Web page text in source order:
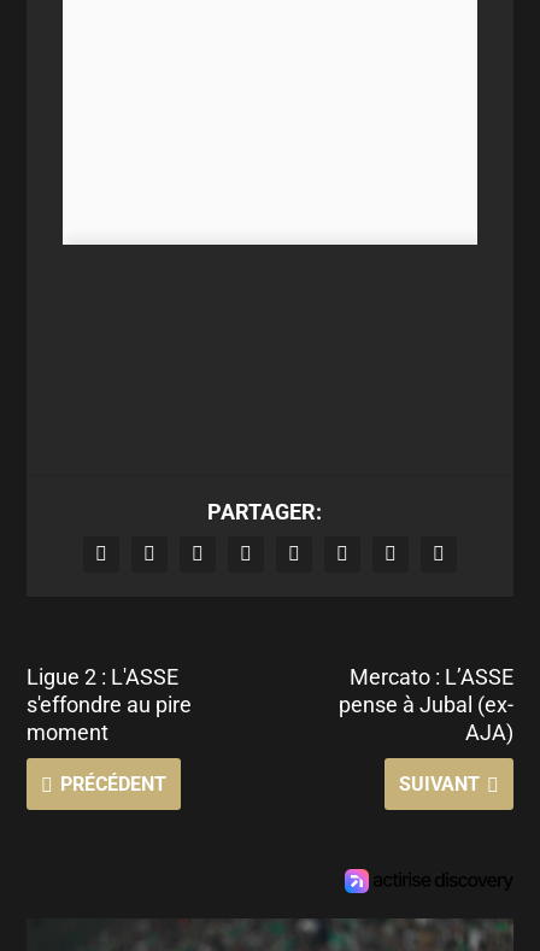
PARTAGER:
Ligue 2 : L'ASSE
s'effondre au pire
moment
PRÉCÉDENT
Mercato : L’ASSE
pense à Jubal (ex-
AJA)
SUIVANT